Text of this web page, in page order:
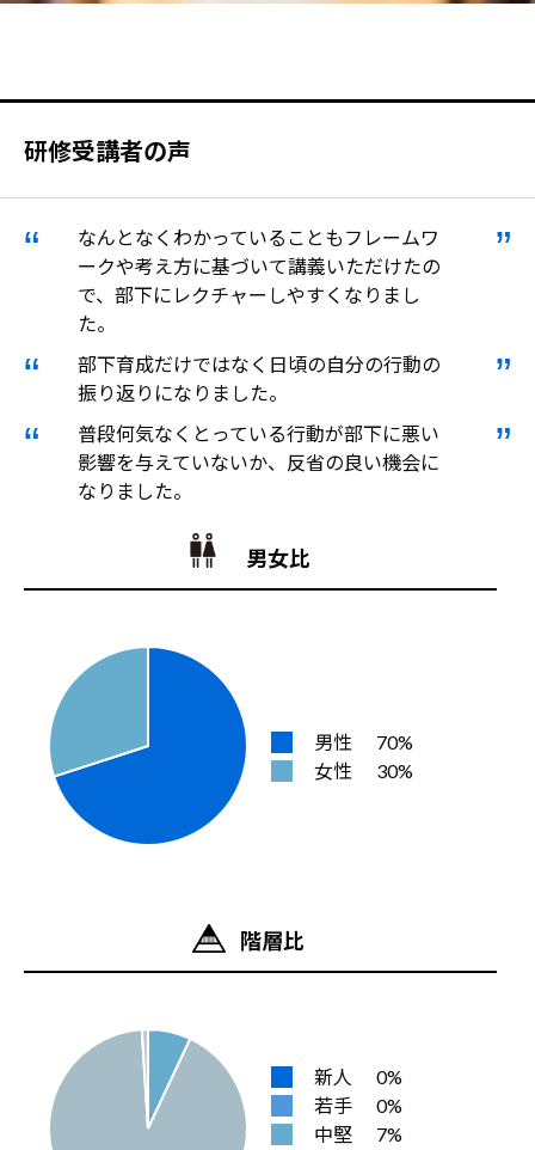
研修受講者の声
なんとなくわかっていることもフレームワ
ークや考え方に基づいて講義いただけたの
で、部下にレクチャーしやすくなりまし
た。
部下育成だけではなく日頃の自分の行動の
振り返りになりました。
普段何気なくとっている行動が部下に悪い
影響を与えていないか、反省の良い機会に
なりました。
男女比
男性
70%
女性
30%
階層比
新人
0%
若手
0%
中堅
7%